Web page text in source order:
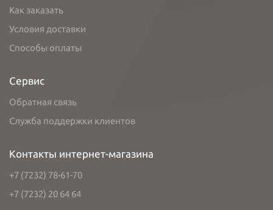
Как заказать
Условия доставки
Способы оплаты
Сервис
Обратная связь
Служба поддержки клиентов
Контакты интернет-магазина
+7 (7232) 78-61-70
+7 (7232) 20 64 64